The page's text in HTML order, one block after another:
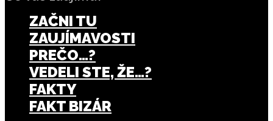
ZAČNI TU
ZAUJÍMAVOSTI
PREČO…?
VEDELI STE, ŽE…?
FAKTY
FAKT BIZÁR